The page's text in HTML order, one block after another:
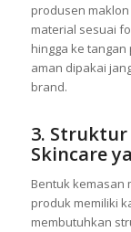
produsen
material sesuai
hingga ke
aman dipakai
brand.
3.
Skincare
Bentuk kemasan
produk memiliki
membutuhkan